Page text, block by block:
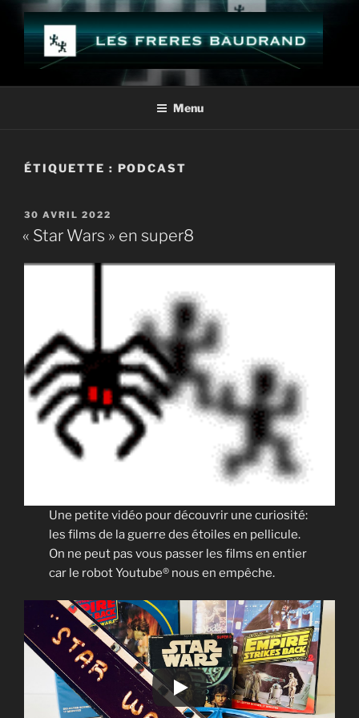
Aller
contenu
principal
LES FRÈRES BAUDRAND
Menu
ÉTIQUETTE : PODCAST
PUBLIÉ
LE
30 AVRIL 2022
« Star Wars » en super8
Une petite vidéo pour découvrir une curiosité:
les films de la guerre des étoiles en pellicule.
On ne peut pas vous passer les films en entier
car le robot Youtube® nous en empêche.